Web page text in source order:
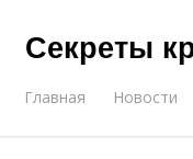
Секреты
Главная Новости